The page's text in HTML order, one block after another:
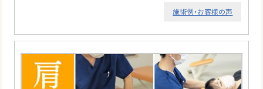
施術例・お客様の声